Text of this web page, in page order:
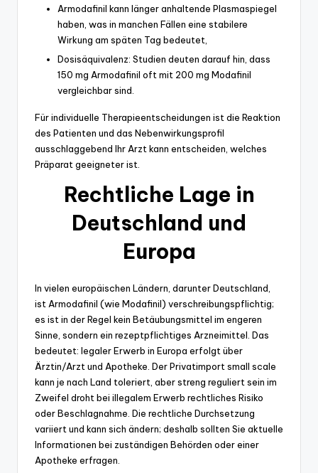
Armodafinil kann länger anhaltende Plasmaspiegel
haben, was in manchen Fällen eine stabilere
Wirkung am späten Tag bedeutet,
Dosisäquivalenz: Studien deuten darauf hin, dass
150 mg Armodafinil oft mit 200 mg Modafinil
vergleichbar sind.
Für individuelle Therapieentscheidungen ist die Reaktion
des Patienten und das Nebenwirkungsprofil
ausschlaggebend Ihr Arzt kann entscheiden, welches
Präparat geeigneter ist.
Rechtliche Lage in
Deutschland und
Europa
In vielen europäischen Ländern, darunter Deutschland,
ist Armodafinil (wie Modafinil) verschreibungspflichtig;
es ist in der Regel kein Betäubungsmittel im engeren
Sinne, sondern ein rezeptpflichtiges Arzneimittel. Das
bedeutet: legaler Erwerb in Europa erfolgt über
Ärztin/Arzt und Apotheke. Der Privatimport small scale
kann je nach Land toleriert, aber streng reguliert sein im
Zweifel droht bei illegalem Erwerb rechtliches Risiko
oder Beschlagnahme. Die rechtliche Durchsetzung
variiert und kann sich ändern; deshalb sollten Sie aktuelle
Informationen bei zuständigen Behörden oder einer
Apotheke erfragen.